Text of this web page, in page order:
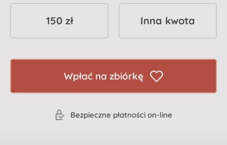
150 zł Inna kwota
Wpłać na zbiórkę
Bezpieczne płatności on-line